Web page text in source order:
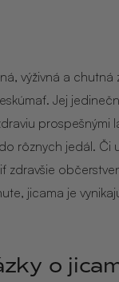
výživná a chutná
Jej
prospešnými
rôznych jedál. Či
zdravšie
jicama je
o